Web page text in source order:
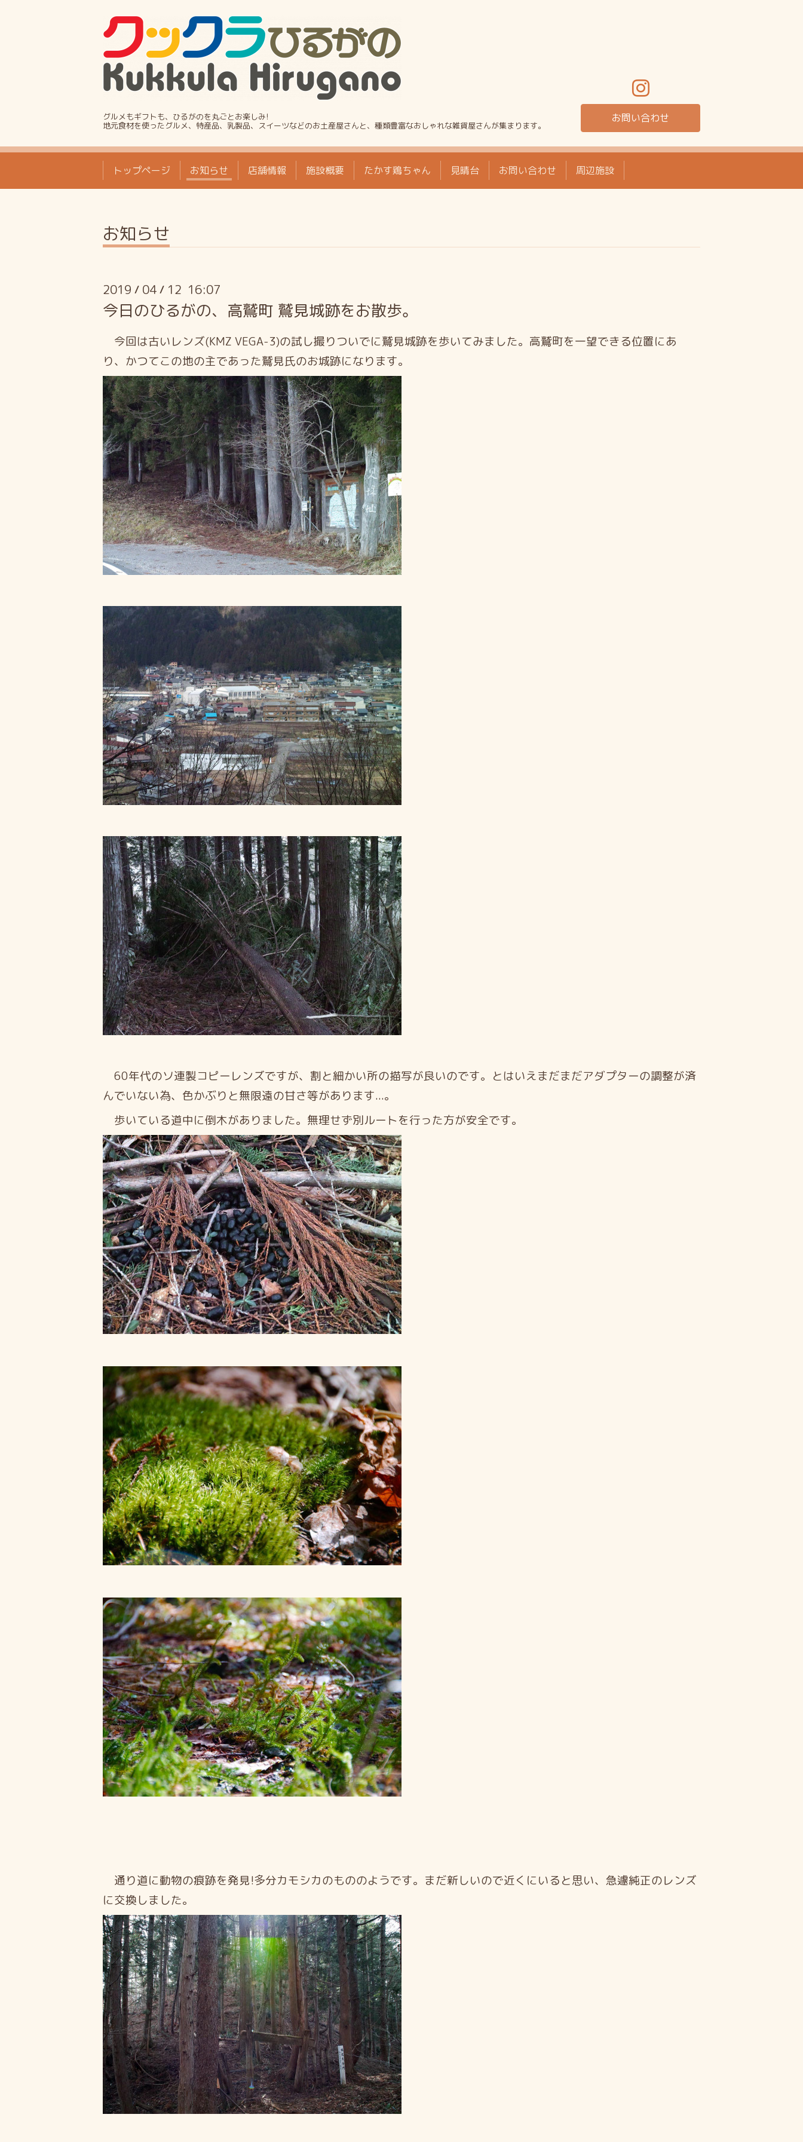
グルメもギフトも、ひるがのを丸ごとお楽しみ!
地元食材を使ったグルメ、特産品、乳製品、スイーツなどのお土産屋さんと、種類豊富なおしゃれな雑貨屋さんが集まります。
お問い合わせ
トップページ お知らせ 店舗情報 施設概要 たかす鶏ちゃん 見晴台 お問い合わせ 周辺施設
お知らせ
2019 / 04 / 12 16:07
今日のひるがの、高鷲町 鷲見城跡をお散歩。
今回は古いレンズ(KMZ VEGA-3)の試し撮りついでに鷲見城跡を歩いてみました。高鷲町を一望できる位置にあ
り、かつてこの地の主であった鷲見氏のお城跡になります。
60年代のソ連製コピーレンズですが、割と細かい所の描写が良いのです。とはいえまだまだアダプターの調整が済
んでいない為、色かぶりと無限遠の甘さ等があります...。
歩いている道中に倒木がありました。無理せず別ルートを行った方が安全です。
通り道に動物の痕跡を発見!多分カモシカのもののようです。まだ新しいので近くにいると思い、急遽純正のレンズ
に交換しました。